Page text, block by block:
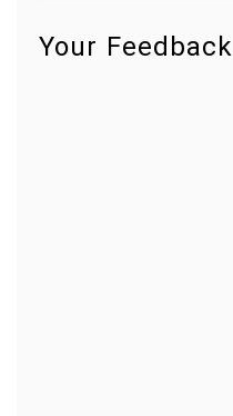
Your Feedback